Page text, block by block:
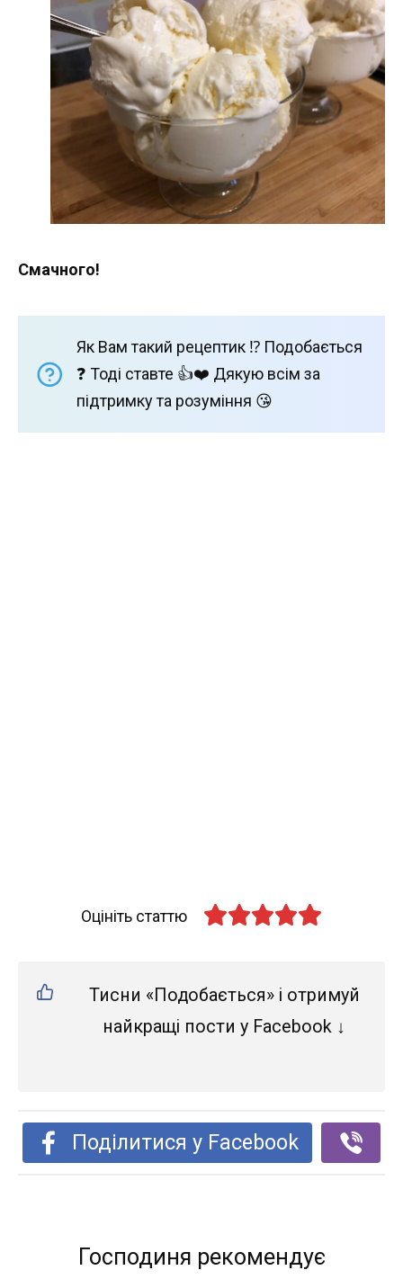
Смачного!
Як Вам такий рецептик ⁉️ Подобається
❓ Тоді ставте 👍❤️ Дякую всім за
підтримку та розуміння 😘
Оцініть статтю
Тисни «Подобається» і отримуй
найкращі пости у Facebook ↓
Поділитися у Facebook
Господиня рекомендує